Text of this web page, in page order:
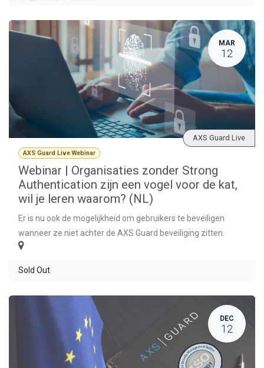
MAR
12
AXS Guard Live Webinar
Webinar | Organisaties zonder Strong
Authentication zijn een vogel voor de kat,
wil je leren waarom? (NL)
Er is nu ook de mogelijkheid om gebruikers te beveiligen
wanneer ze niet achter de AXS Guard beveiliging zitten.
AXS Guard Live
Sold Out
DEC
12